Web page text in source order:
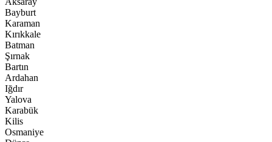
Bayburt
Karaman
Kırıkkale
Batman
Şırnak
Bartın
Ardahan
Iğdır
Yalova
Karabük
Kilis
Osmaniye